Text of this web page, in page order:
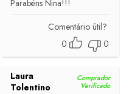
Parabéns Nina!!!
Comentário útil?
0
0
Laura
Tolentino
Comprador
Verificado